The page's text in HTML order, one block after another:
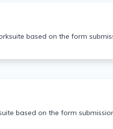
based on the form
based on the form